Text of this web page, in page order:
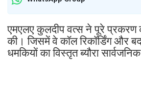
एमएलए कुलदीप वत्स ने पूरे प्रकरण
की। जिसमें वे कॉल रिकॉर्डिंग और
धमकियों का विस्तृत ब्यौरा